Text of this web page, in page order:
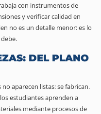
con instrumentos de
y verificar calidad en
no es un detalle menor: es lo
DEL PLANO
aparecen listas: se fabrican.
estudiantes aprenden a
mediante procesos de